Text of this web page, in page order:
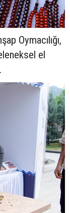
Oymacılığı,
el